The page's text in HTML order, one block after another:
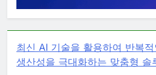
최신 AI 기술을 활용하여 반복
생산성을 극대화하는 맞춤형 솔